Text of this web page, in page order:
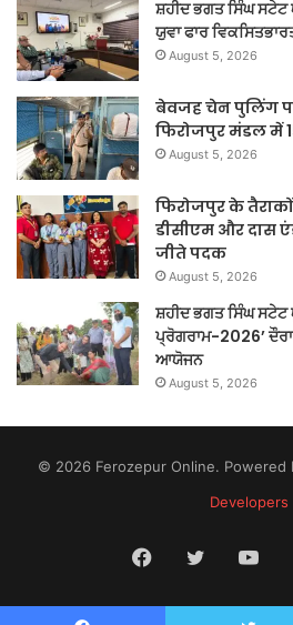
ਸ਼ਹੀਦ ਭਗਤ ਸਿੰਘ ਸਟੇਟ
ਯੁਵਾ ਫਾਰ
August 5, 2026
बेवजह चेन पुलिंग
फिरोजपुर मंडल में
August 5, 2026
फिरोजपुर के
डीसीएम और दास
जीते पदक
August 5, 2026
ਸ਼ਹੀਦ ਭਗਤ ਸਿੰਘ ਸਟੇਟ
ਪ੍ਰੋਗਰਾਮ-2026’
ਆਯੋਜਨ
August 5, 2026
© 2026 Ferozepur Online. Powered
Developers
Facebook
Twitter